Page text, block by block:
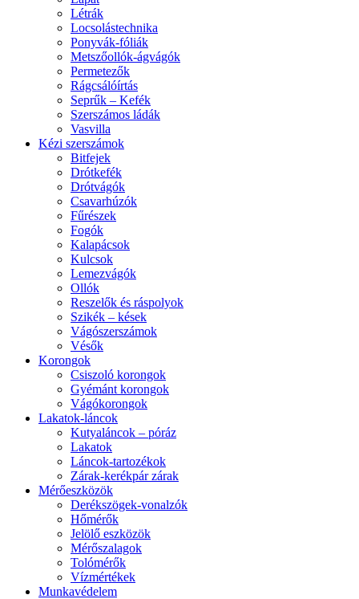
Létrák
Locsolástechnika
Ponyvák-fóliák
Metszőollók-ágvágók
Permetezők
Rágcsálóírtás
Seprűk – Kefék
Szerszámos ládák
Vasvilla
Kézi szerszámok
Bitfejek
Drótkefék
Drótvágók
Csavarhúzók
Fűrészek
Fogók
Kalapácsok
Kulcsok
Lemezvágók
Ollók
Reszelők és ráspolyok
Szikék – kések
Vágószerszámok
Vésők
Korongok
Csiszoló korongok
Gyémánt korongok
Vágókorongok
Lakatok-láncok
Kutyaláncok – póráz
Lakatok
Láncok-tartozékok
Zárak-kerékpár zárak
Mérőeszközök
Derékszögek-vonalzók
Hőmérők
Jelölő eszközök
Mérőszalagok
Tolómérők
Vízmértékek
Munkavédelem